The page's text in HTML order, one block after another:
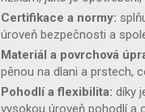
Certifikace a normy:
úroveň bezpečnosti a
Materiál a povrchová
pěnou na dlani a prstech,
Pohodlí a flexibilita: díky
vysokou úroveň pohodlí a